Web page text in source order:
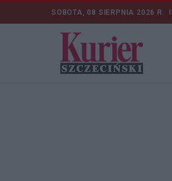
SOBOTA, 08 SIERPNIA 2026 R.